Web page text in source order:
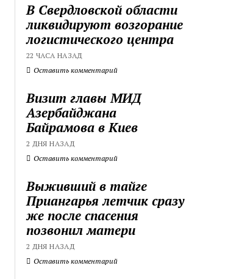
В Свердловской области
ликвидируют возгорание
логистического центра
22 ЧАСА НАЗАД
Оставить комментарий
Визит главы МИД
Азербайджана
Байрамова в Киев
2 ДНЯ НАЗАД
Оставить комментарий
Выживший в тайге
Приангарья летчик сразу
же после спасения
позвонил матери
2 ДНЯ НАЗАД
Оставить комментарий